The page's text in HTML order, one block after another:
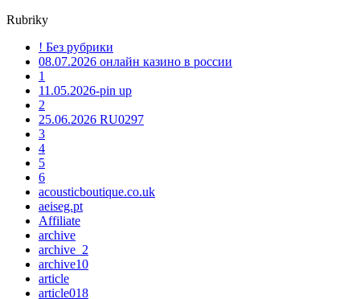
Rubriky
! Без рубрики
08.07.2026 онлайн казино в россии
1
11.05.2026-pin up
2
25.06.2026 RU0297
3
4
5
6
acousticboutique.co.uk
aeiseg.pt
Affiliate
archive
archive_2
archive10
article
article018